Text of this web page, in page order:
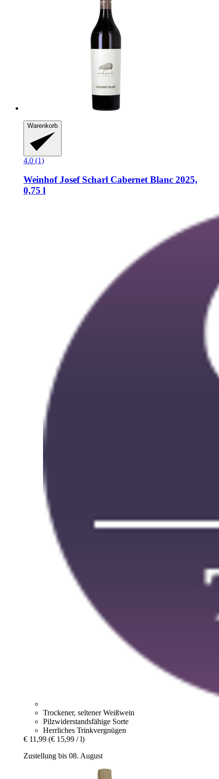
Warenkorb
4.0 (1)
Weinhof Josef Scharl Cabernet Blanc 2025,
0,75 l
Trockener, seltener Weißwein
Pilzwiderstandsfähige Sorte
Herrliches Trinkvergnügen
€ 11,99 (€ 15,99 / l)
Zustellung bis 08. August